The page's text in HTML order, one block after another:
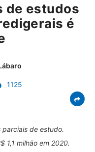
de estudos
é
1125
de estudo.
1,1 milhão em 2020.